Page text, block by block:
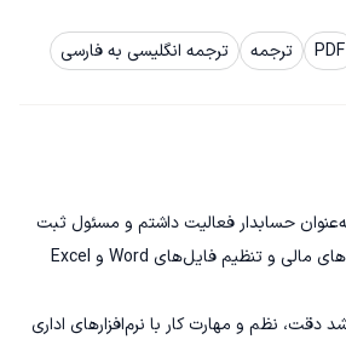
PDF ترجمه
ترجمه انگلیسی به فارسی
در این مجموعه به‌عنوان حسابدار فعالیت داشتم و مسئول ثبت
این تجربه باعث شد دقت، نظم و مهارت کار با نرم‌افزارهای اداری